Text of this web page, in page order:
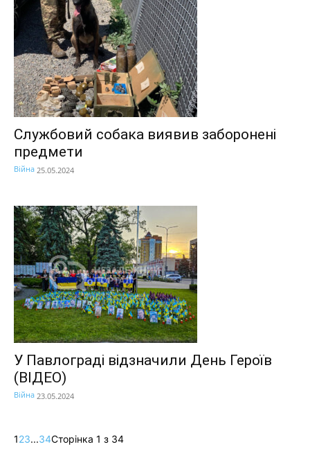
Службовий собака виявив заборонені
предмети
Війна 25.05.2024
У Павлограді відзначили День Героїв
(ВІДЕО)
Війна 23.05.2024
123...34Сторінка 1 з 34